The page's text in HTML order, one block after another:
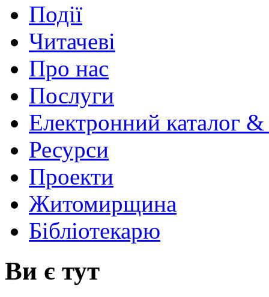
Події
Читачеві
Про нас
Послуги
Електронний каталог
Ресурси
Проекти
Житомирщина
Бібліотекарю
Ви є тут